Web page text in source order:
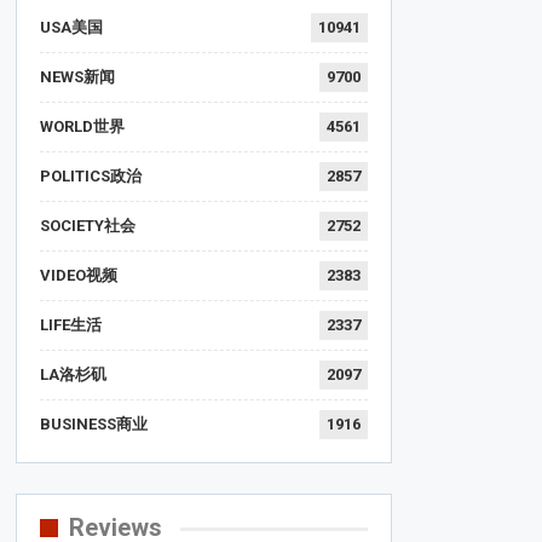
USA美国 10941
NEWS新闻 9700
WORLD世界 4561
POLITICS政治 2857
SOCIETY社会 2752
VIDEO视频 2383
LIFE生活 2337
LA洛杉矶 2097
BUSINESS商业 1916
Reviews